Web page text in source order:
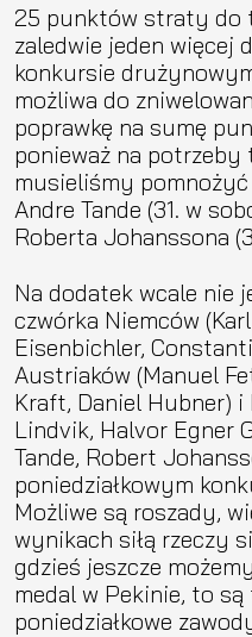
25 punktów straty do
zaledwie jeden więcej
konkursie
możliwa do
poprawkę na sumę
ponieważ na potrzeby
musieliśmy
Andre Tande (31. w
Roberta Johanssona
Na dodatek wcale nie
czwórka Niemców
Eisenbichler,
Austriaków (Manuel
Kraft, Daniel Hubner)
Lindvik, Halvor Egner
Tande, Robert
poniedziałkowym
Możliwe są roszady,
wynikach siłą rzeczy
gdzieś jeszcze
medal w Pekinie, to są
poniedziałkowe